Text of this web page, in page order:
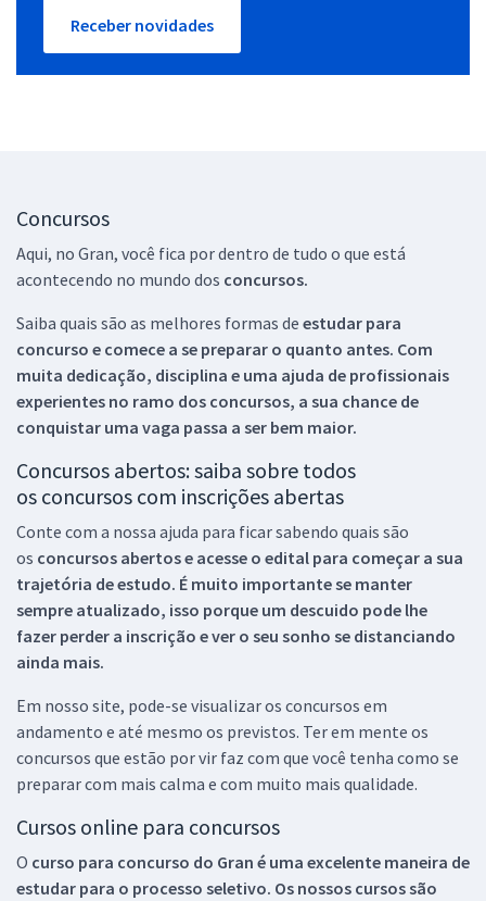
Receber novidades
Concursos
Aqui, no Gran, você fica por dentro de tudo o que está
acontecendo no mundo dos concursos.
Saiba quais são as melhores formas de estudar para
concurso e comece a se preparar o quanto antes. Com
muita dedicação, disciplina e uma ajuda de profissionais
experientes no ramo dos concursos, a sua chance de
conquistar uma vaga passa a ser bem maior.
Concursos abertos: saiba sobre todos
os concursos com inscrições abertas
Conte com a nossa ajuda para ficar sabendo quais são
os concursos abertos e acesse o edital para começar a sua
trajetória de estudo. É muito importante se manter
sempre atualizado, isso porque um descuido pode lhe
fazer perder a inscrição e ver o seu sonho se distanciando
ainda mais.
Em nosso site, pode-se visualizar os concursos em
andamento e até mesmo os previstos. Ter em mente os
concursos que estão por vir faz com que você tenha como se
preparar com mais calma e com muito mais qualidade.
Cursos online para concursos
O curso para concurso do Gran é uma excelente maneira de
estudar para o processo seletivo. Os nossos cursos são